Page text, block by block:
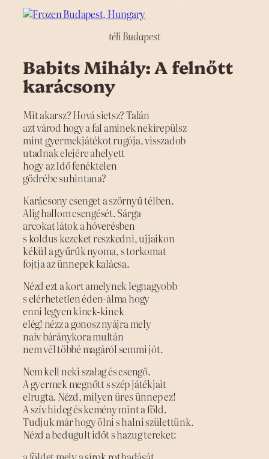
téli Budapest
Babits Mihály: A felnőtt
karácsony
Mit akarsz? Hová sietsz? Talán
azt várod hogy a fal aminek nekirepülsz
mint gyermekjátékot rugója, visszadob
utadnak elejére ahelyett
hogy az Idő fenéktelen
gödrébe suhintana?
Karácsony csenget a szörnyű télben.
Alig hallom csengését. Sárga
arcokat látok a hóverésben
s koldus kezeket reszkedni, ujjaikon
kékül a gyűrűk nyoma, s torkomat
fojtja az ünnepek kalácsa.
Nézd ezt a kort amelynek legnagyobb
s elérhetetlen éden-álma hogy
enni legyen kinek-kinek
elég! nézz a gonosz nyájra mely
naiv báránykora multán
nem vél többé magáról semmi jót.
Nem kell neki szalag és csengő.
A gyermek megnőtt s szép játékjait
elrugta. Nézd, milyen üres ünnep ez!
A szív hideg és kemény mint a föld.
Tudjuk már hogy ölni s halni születtünk.
Nézd a bedugult időt s hazug tereket: